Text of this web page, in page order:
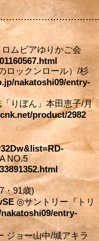
ムビアゆりかご会
ロックンロール）/杉
nakatoshi09/entry-
りぼん」本田恵子/月
product/2982
NO.5
・91歳)
◎サントリー『トリ
entry-
ジョー山中/城アキラ